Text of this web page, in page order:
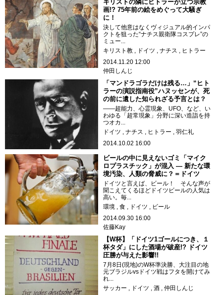
キリストの隣にヒトラーが立つ宗教
画!? 75年前の絵をめぐって大騒ぎ
に！
決して他意はなくヴィジュアル的インパ
クトを狙った“ナチス親衛隊コスプレ”の
ミュー...
キリスト教
ドイツ ナチス
ヒトラー
2014.11.20 12:00
仲田しんじ
「マンドラゴラだけは残る…」“ヒト
ラーの演説指南役”ハヌッセンが、死
の前に遺した知られざる予言とは？
――超能力、心霊現象、UFO、など、い
わゆる「超常現象」分野に深い造詣を持
つオカ...
ドイツ
ナチス ヒトラー
羽仁礼
2014.10.02 16:00
ビールの中に見えないゴミ「マイク
ロプラスチック」が混入 ― 新たな環
境汚染、人類の脅威に？＝ドイツ
ドイツと言えば、ビール！ そんな声が
聞こえてくるほどドイツビールの人気は
高い。毎...
環境
食 ドイツ
ビール
2014.09.30 16:00
佐藤Kay
【W杯】「ドイツ1ゴールにつき、１
杯タダ」にした酒場が破産!? ドイツ
圧勝が与えた影響!!
7月8日(現地)のW杯準決勝、大注目の地
元ブラジルvsドイツ戦はフタを開けてみ
れ...
サッカー
ドイツ 酒
仲田しんじ